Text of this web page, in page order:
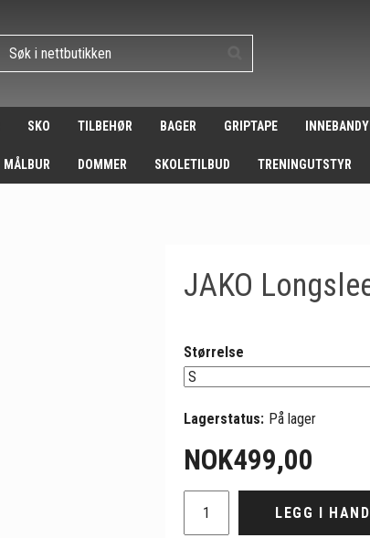
SKO TILBEHØR BAGER GRIPTAPE
MÅLBUR DOMMER SKOLETILBUD TRENINGUTSTYR
JAKO
Størrelse
Lagerstatus: På lager
NOK499,00
LEGG I